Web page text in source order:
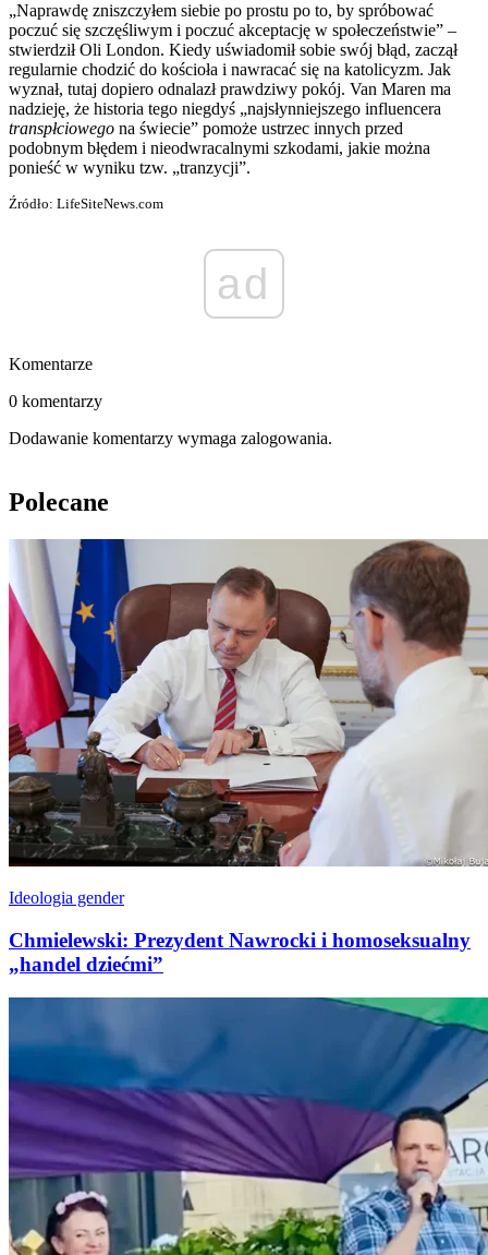
„Naprawdę zniszczyłem siebie po prostu po to, by spróbować
poczuć się szczęśliwym i poczuć akceptację w społeczeństwie” –
stwierdził Oli London. Kiedy uświadomił sobie swój błąd, zaczął
regularnie chodzić do kościoła i nawracać się na katolicyzm. Jak
wyznał, tutaj dopiero odnalazł prawdziwy pokój. Van Maren ma
nadzieję, że historia tego niegdyś „najsłynniejszego influencera
transpłciowego na świecie” pomoże ustrzec innych przed
podobnym błędem i nieodwracalnymi szkodami, jakie można
ponieść w wyniku tzw. „tranzycji”.
Źródło: LifeSiteNews.com
ad
Komentarze
0 komentarzy
Dodawanie komentarzy wymaga zalogowania.
Polecane
Ideologia gender
Chmielewski: Prezydent Nawrocki i homoseksualny
„handel dziećmi”